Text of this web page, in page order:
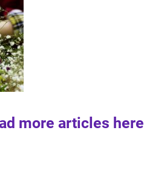
more articles here